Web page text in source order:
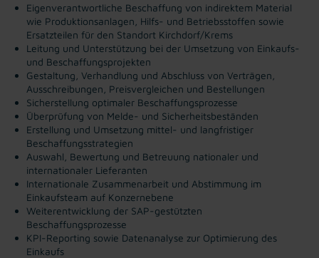
Eigenverantwortliche Beschaffung von indirektem Material
wie Produktionsanlagen, Hilfs- und Betriebsstoffen sowie
Ersatzteilen für den Standort Kirchdorf/Krems
Leitung und Unterstützung bei der Umsetzung von Einkaufs-
und Beschaffungsprojekten
Gestaltung, Verhandlung und Abschluss von Verträgen,
Ausschreibungen, Preisvergleichen und Bestellungen
Sicherstellung optimaler Beschaffungsprozesse
Überprüfung von Melde- und Sicherheitsbeständen
Erstellung und Umsetzung mittel- und langfristiger
Beschaffungsstrategien
Auswahl, Bewertung und Betreuung nationaler und
internationaler Lieferanten
Internationale Zusammenarbeit und Abstimmung im
Einkaufsteam auf Konzernebene
Weiterentwicklung der SAP-gestützten
Beschaffungsprozesse
KPI-Reporting sowie Datenanalyse zur Optimierung des
Einkaufs